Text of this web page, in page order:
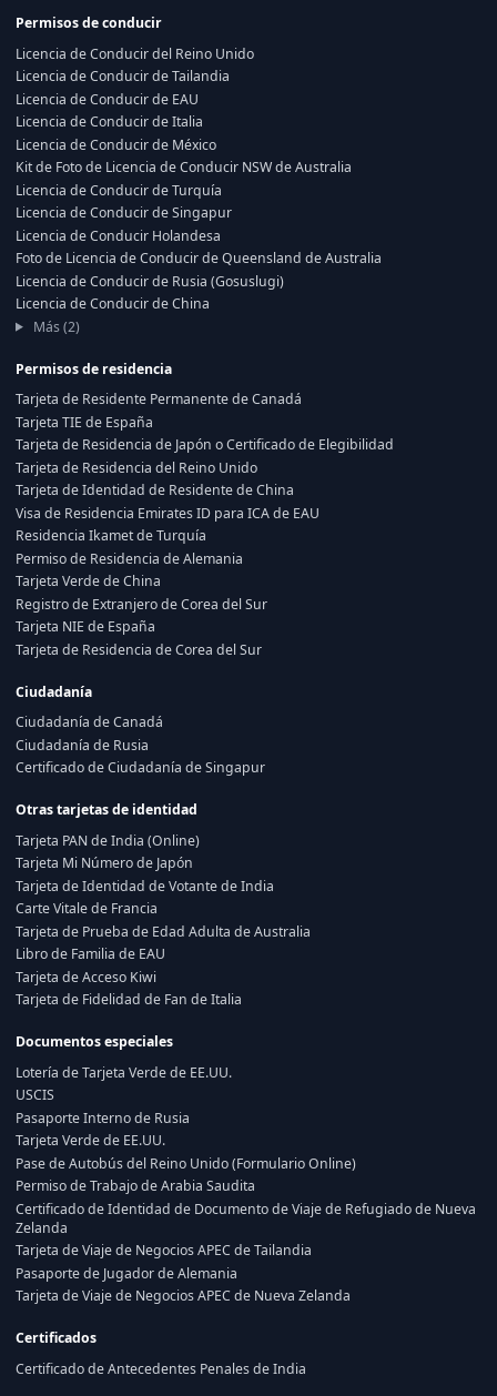
Permisos de conducir
Licencia de Conducir del Reino Unido
Licencia de Conducir de Tailandia
Licencia de Conducir de EAU
Licencia de Conducir de Italia
Licencia de Conducir de México
Kit de Foto de Licencia de Conducir NSW de Australia
Licencia de Conducir de Turquía
Licencia de Conducir de Singapur
Licencia de Conducir Holandesa
Foto de Licencia de Conducir de Queensland de Australia
Licencia de Conducir de Rusia (Gosuslugi)
Licencia de Conducir de China
Más (2)
Permisos de residencia
Tarjeta de Residente Permanente de Canadá
Tarjeta TIE de España
Tarjeta de Residencia de Japón o Certificado de Elegibilidad
Tarjeta de Residencia del Reino Unido
Tarjeta de Identidad de Residente de China
Visa de Residencia Emirates ID para ICA de EAU
Residencia Ikamet de Turquía
Permiso de Residencia de Alemania
Tarjeta Verde de China
Registro de Extranjero de Corea del Sur
Tarjeta NIE de España
Tarjeta de Residencia de Corea del Sur
Ciudadanía
Ciudadanía de Canadá
Ciudadanía de Rusia
Certificado de Ciudadanía de Singapur
Otras tarjetas de identidad
Tarjeta PAN de India (Online)
Tarjeta Mi Número de Japón
Tarjeta de Identidad de Votante de India
Carte Vitale de Francia
Tarjeta de Prueba de Edad Adulta de Australia
Libro de Familia de EAU
Tarjeta de Acceso Kiwi
Tarjeta de Fidelidad de Fan de Italia
Documentos especiales
Lotería de Tarjeta Verde de EE.UU.
USCIS
Pasaporte Interno de Rusia
Tarjeta Verde de EE.UU.
Pase de Autobús del Reino Unido (Formulario Online)
Permiso de Trabajo de Arabia Saudita
Certificado de Identidad de Documento de Viaje de Refugiado de Nueva
Zelanda
Tarjeta de Viaje de Negocios APEC de Tailandia
Pasaporte de Jugador de Alemania
Tarjeta de Viaje de Negocios APEC de Nueva Zelanda
Certificados
Certificado de Antecedentes Penales de India